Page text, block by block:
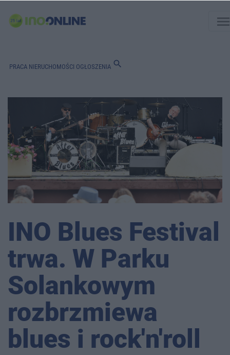
PRACA NIERUCHOMOŚCI OGŁOSZENIA search
INO Blues Festival
trwa. W Parku
Solankowym
rozbrzmiewa
blues i rock'n'roll